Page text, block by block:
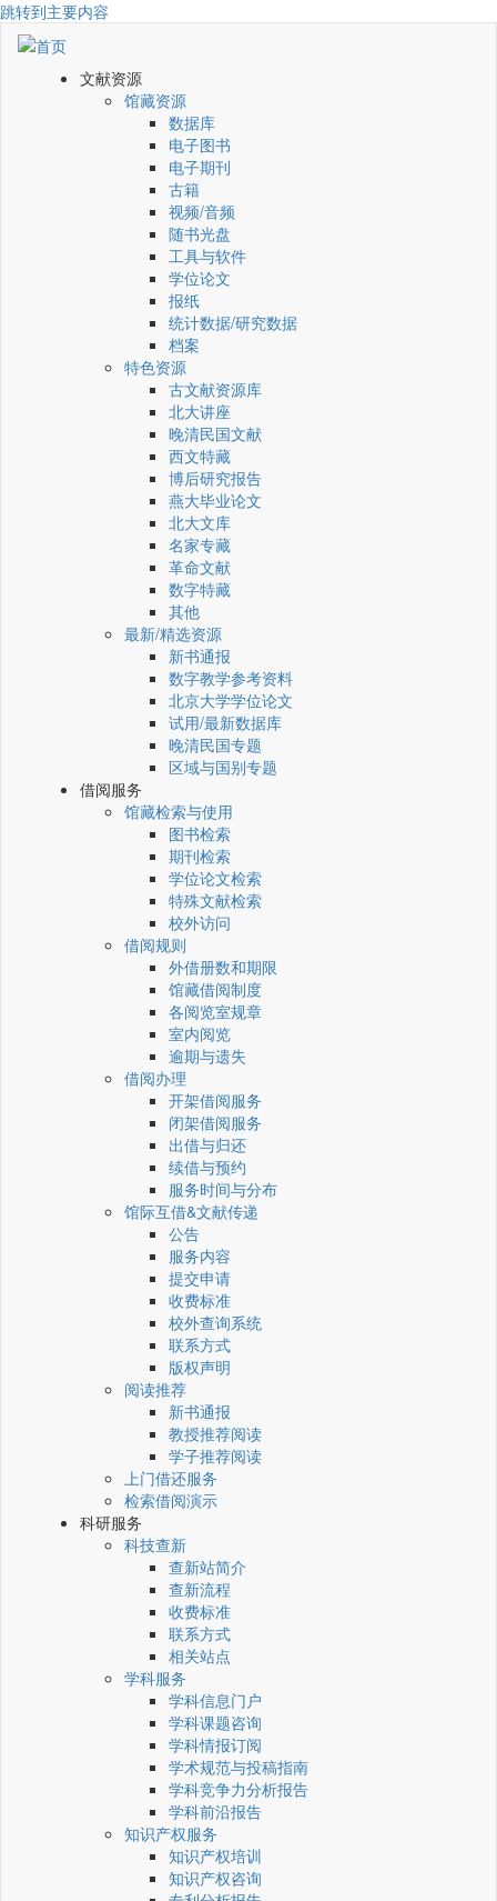
跳转到主要内容
文献资源
馆藏资源
数据库
电子图书
电子期刊
古籍
视频/音频
随书光盘
工具与软件
学位论文
报纸
统计数据/研究数据
档案
特色资源
古文献资源库
北大讲座
晚清民国文献
西文特藏
博后研究报告
燕大毕业论文
北大文库
名家专藏
革命文献
数字特藏
其他
最新/精选资源
新书通报
数字教学参考资料
北京大学学位论文
试用/最新数据库
晚清民国专题
区域与国别专题
借阅服务
馆藏检索与使用
图书检索
期刊检索
学位论文检索
特殊文献检索
校外访问
借阅规则
外借册数和期限
馆藏借阅制度
各阅览室规章
室内阅览
逾期与遗失
借阅办理
开架借阅服务
闭架借阅服务
出借与归还
续借与预约
服务时间与分布
馆际互借&文献传递
公告
服务内容
提交申请
收费标准
校外查询系统
联系方式
版权声明
阅读推荐
新书通报
教授推荐阅读
学子推荐阅读
上门借还服务
检索借阅演示
科研服务
科技查新
查新站简介
查新流程
收费标准
联系方式
相关站点
学科服务
学科信息门户
学科课题咨询
学科情报订阅
学术规范与投稿指南
学科竞争力分析报告
学科前沿报告
知识产权服务
知识产权培训
知识产权咨询